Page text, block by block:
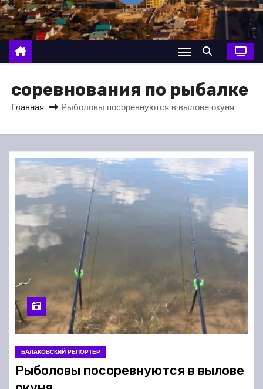
о
м
у
соревнования по рыбалке
Главная Рыболовы посоревнуются в вылове окуня
БАЛАКОВСКИЙ РЕПОРТЕР
Рыболовы посоревнуются в вылове